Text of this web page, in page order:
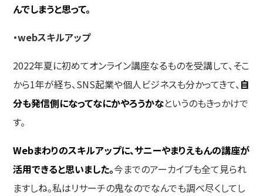
んでしまうと思って。
・webスキルアップ
2022年夏に初めてオンライン講座なるものを受講して、そこ
から1年が経ち、SNS起業や個人ビジネスも分かってきて、自
分も発信側になってなにかやろうかなというのもきっかけで
す。
Webまわりのスキルアップに、サニーやまりえもんの講座が
活用できると思いました。今までのアーカイブも全て見られ
ますしね。私はリサーチの鬼なのでなんでも調べ尽くしてし